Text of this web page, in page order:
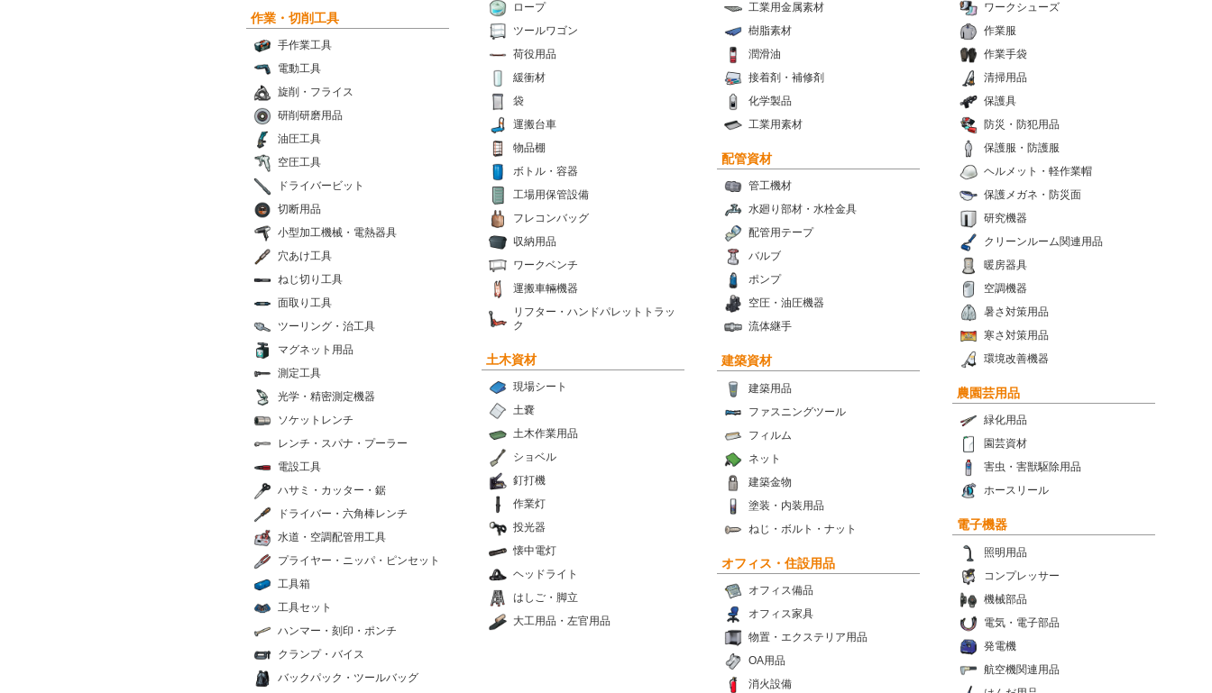
ロープ
ツールワゴン
荷役用品
緩衝材
袋
運搬台車
物品棚
ボトル・容器
工場用保管設備
フレコンバッグ
収納用品
ワークベンチ
運搬車輛機器
リフター・ハンドパレットトラッ
ク
工業用金属素材
樹脂素材
潤滑油
接着剤・補修剤
化学製品
工業用素材
ワークシューズ
作業服
作業手袋
清掃用品
保護具
防災・防犯用品
保護服・防護服
ヘルメット・軽作業帽
保護メガネ・防災面
研究機器
クリーンルーム関連用品
暖房器具
空調機器
暑さ対策用品
寒さ対策用品
環境改善機器
作業・切削工具
手作業工具
電動工具
旋削・フライス
研削研磨用品
油圧工具
空圧工具
ドライバービット
切断用品
小型加工機械・電熱器具
穴あけ工具
ねじ切り工具
面取り工具
ツーリング・治工具
マグネット用品
測定工具
光学・精密測定機器
ソケットレンチ
レンチ・スパナ・プーラー
電設工具
ハサミ・カッター・鋸
ドライバー・六角棒レンチ
水道・空調配管用工具
プライヤー・ニッパ・ピンセット
工具箱
工具セット
ハンマー・刻印・ポンチ
クランプ・バイス
バックパック・ツールバッグ
配管資材
管工機材
水廻り部材・水栓金具
配管用テープ
バルブ
ポンプ
空圧・油圧機器
流体継手
土木資材
現場シート
土嚢
土木作業用品
ショベル
釘打機
作業灯
投光器
懐中電灯
ヘッドライト
はしご・脚立
大工用品・左官用品
建築資材
建築用品
ファスニングツール
フィルム
ネット
建築金物
塗装・内装用品
ねじ・ボルト・ナット
農園芸用品
緑化用品
園芸資材
害虫・害獣駆除用品
ホースリール
電子機器
照明用品
コンプレッサー
機械部品
電気・電子部品
発電機
航空機関連用品
オフィス・住設用品
オフィス備品
オフィス家具
物置・エクステリア用品
OA用品
消火設備